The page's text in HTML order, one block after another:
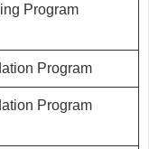
Program
Program
Program